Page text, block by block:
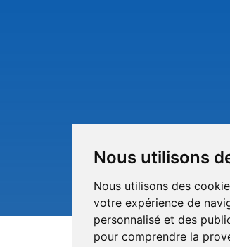
Nous utilisons
Nous utilisons des
votre expérience de
personnalisé et des
pour comprendre la